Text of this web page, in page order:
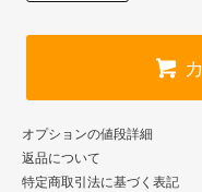
オプションの値段詳細
返品について
特定商取引法に基づく表記